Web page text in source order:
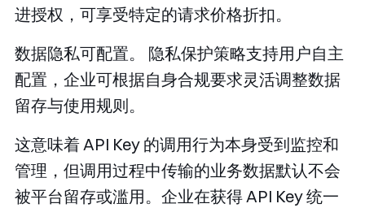
进授权，可享受特定的请求价格折扣。
数据隐私可配置。
隐私保护策略支持用户自主
配置，企业可根据自身合规要求灵活调整数据
留存与使用规则。
这意味着 API Key 的调用行为本身受到监控和
管理，但调用过程中传输的业务数据默认不会
被平台留存或滥用。企业在获得 API Key 统一